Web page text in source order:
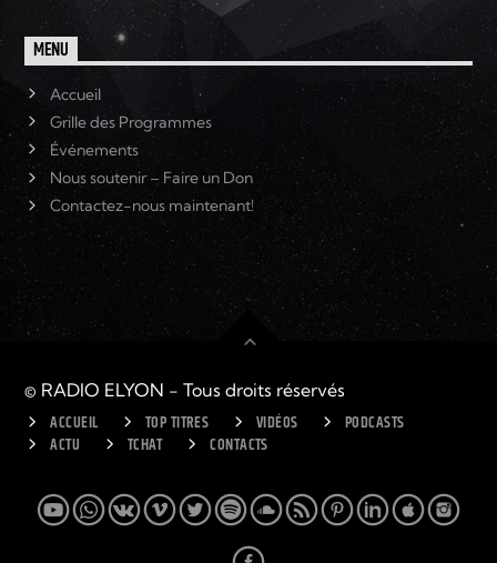
MENU
Accueil
Grille des Programmes
Événements
Nous soutenir – Faire un Don
Contactez-nous maintenant!
© RADIO ELYON - Tous droits réservés
ACCUEIL TOP TITRES VIDÉOS
PODCASTS
ACTU
TCHAT CONTACTS